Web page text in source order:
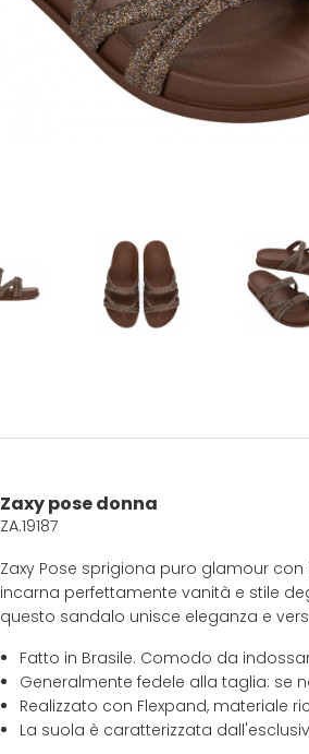
Zaxy pose donna
ZA.19187
Zaxy Pose sprigiona puro glamour
incarna perfettamente vanità e stile
questo sandalo unisce eleganza e
Fatto in Brasile. Comodo da
Generalmente fedele alla taglia: se
Realizzato con Flexpand, materiale
La suola è caratterizzata